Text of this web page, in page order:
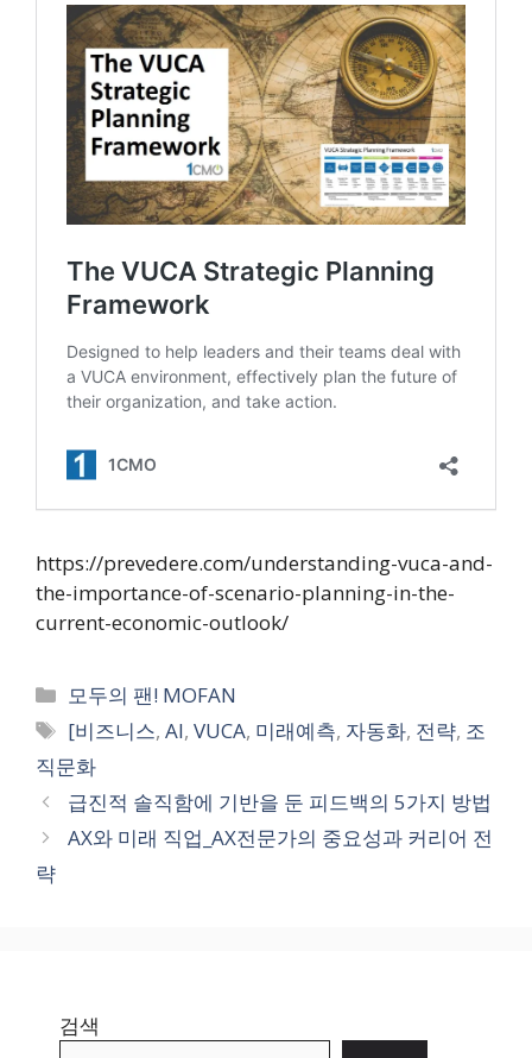
https://prevedere.com/understanding-vuca-and-
the-importance-of-scenario-planning-in-the-
current-economic-outlook/
카
테
고
리
모두의 팬! MOFAN
태
그
[비즈니스,AI,VUCA, 미래예측, 자동화, 전략, 조
직문화
급진적 솔직함에 기반을 둔 피드백의 5가지 방법
AX와 미래 직업_AX전문가의 중요성과 커리어 전
략
검색